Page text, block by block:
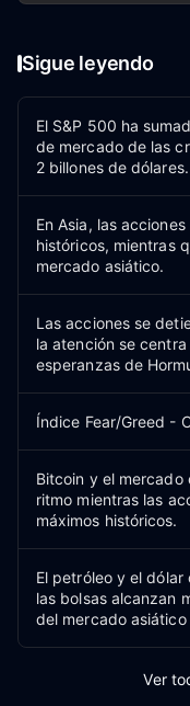
Sigue leyendo
El S&P 500 ha
de mercado de las
2 billones de
En Asia, las
históricos, mientras
mercado asiático.
Las acciones se
la atención se
esperanzas de
Índice Fear/Greed -
Bitcoin y el mercado
ritmo mientras las
máximos históricos.
El petróleo y el
las bolsas alcanzan
del mercado asiático
Ver